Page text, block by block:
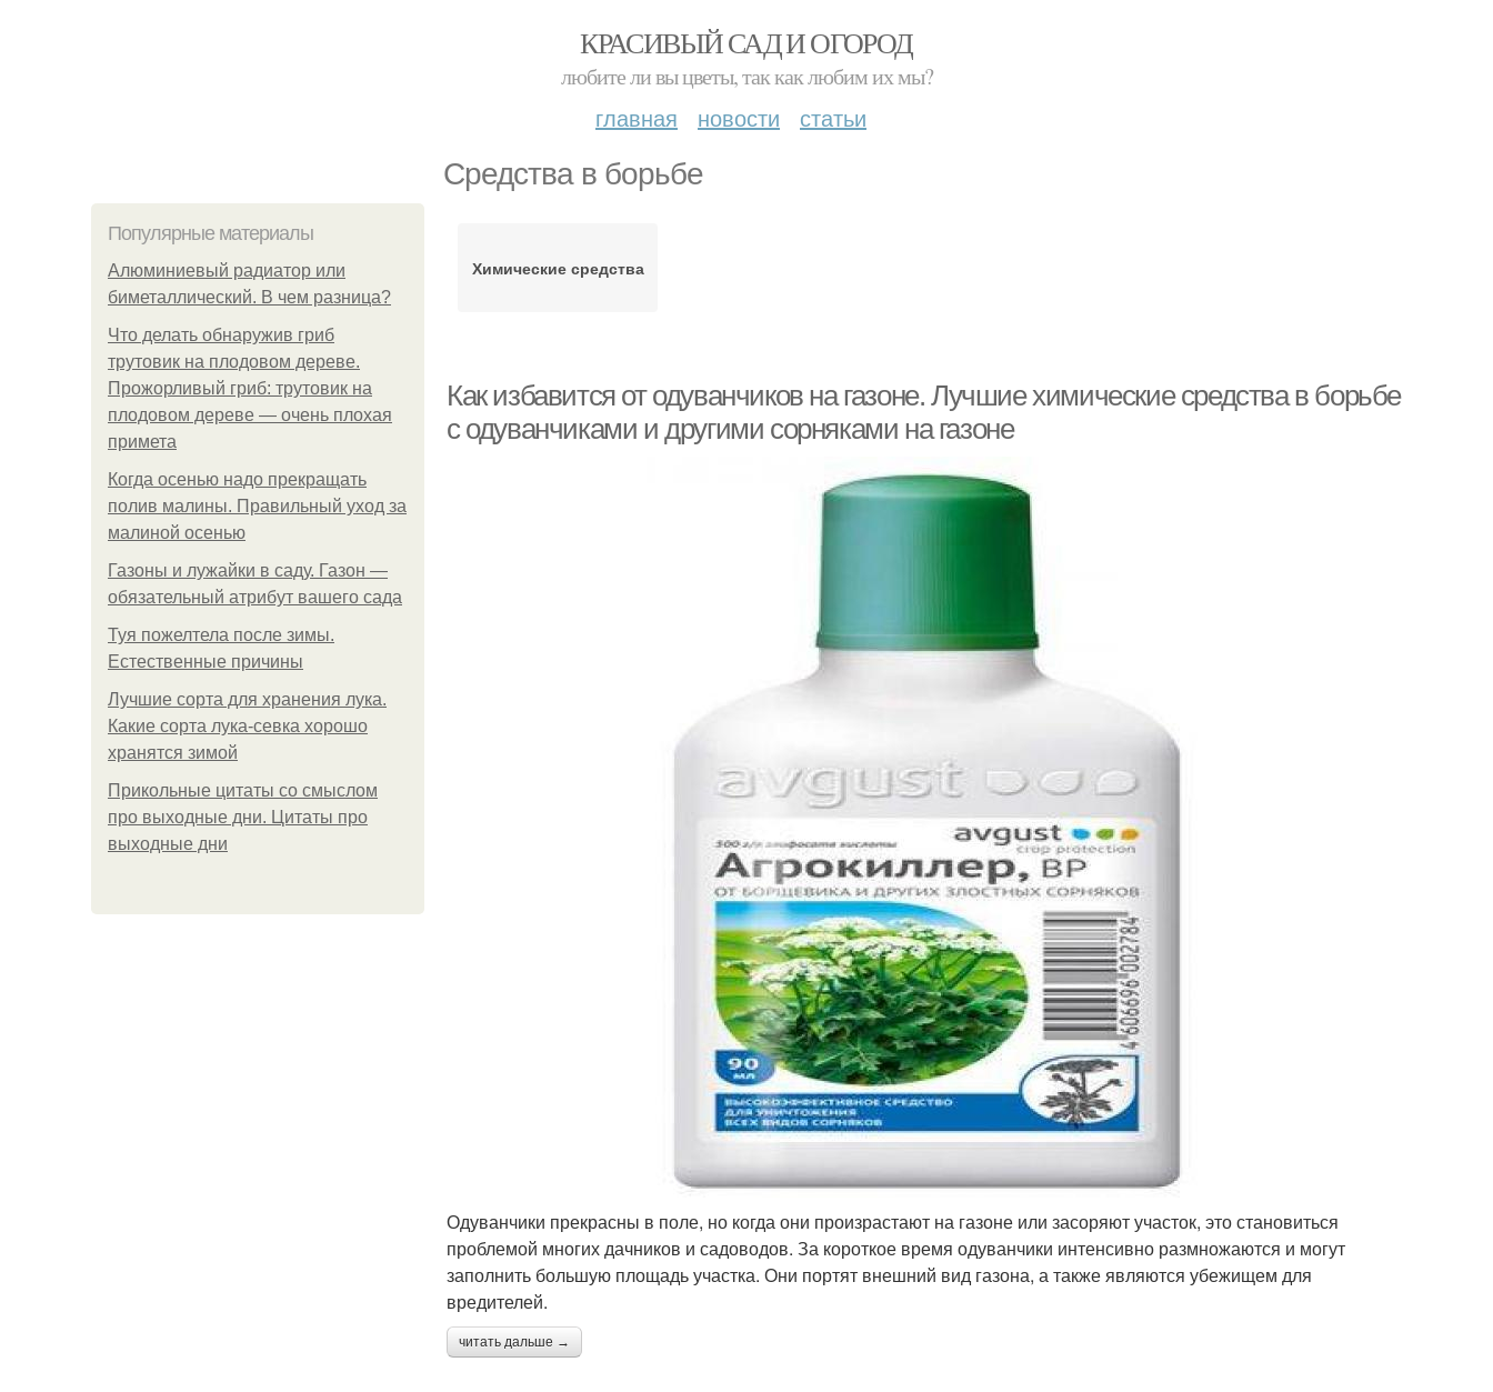
КРАСИВЫЙ САД И ОГОРОД
любите ли вы цветы, так как любим их мы?
главная новости статьи
Средства в борьбе
Популярные материалы
Алюминиевый радиатор или
биметаллический. В чем разница?
Что делать обнаружив гриб
трутовик на плодовом дереве.
Прожорливый гриб: трутовик на
плодовом дереве — очень плохая
примета
Когда осенью надо прекращать
полив малины. Правильный уход за
малиной осенью
Газоны и лужайки в саду. Газон —
обязательный атрибут вашего сада
Туя пожелтела после зимы.
Естественные причины
Лучшие сорта для хранения лука.
Какие сорта лука-севка хорошо
хранятся зимой
Прикольные цитаты со смыслом
про выходные дни. Цитаты про
выходные дни
Химические средства
Как избавится от одуванчиков на газоне. Лучшие химические средства в борьбе
с одуванчиками и другими сорняками на газоне
Одуванчики прекрасны в поле, но когда они произрастают на газоне или засоряют участок, это становиться
проблемой многих дачников и садоводов. За короткое время одуванчики интенсивно размножаются и могут
заполнить большую площадь участка. Они портят внешний вид газона, а также являются убежищем для
вредителей.
читать дальше →